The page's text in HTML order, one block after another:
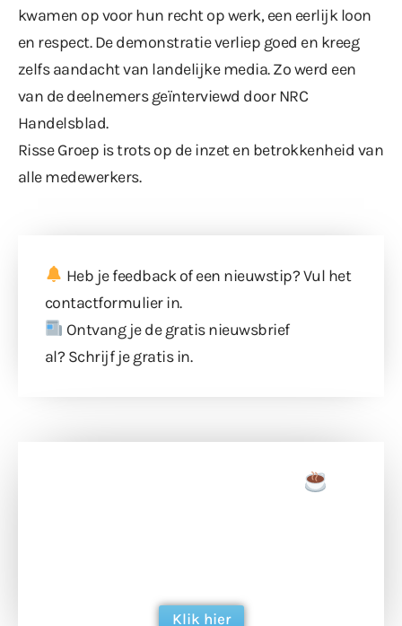
kwamen op voor hun recht op werk, een eerlijk loon
en respect. De demonstratie verliep goed en kreeg
zelfs aandacht van landelijke media. Zo werd een
van de deelnemers geïnterviewd door NRC
Handelsblad.
Risse Groep is trots op de inzet en betrokkenheid van
alle medewerkers.
Heb je feedback of een nieuwstip? Vul het
contactformulierin.
Ontvang je de gratis nieuwsbrief
al? Schrijf je gratis in.
Klik hier